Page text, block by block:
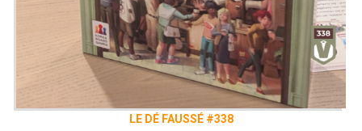
LE DÉ FAUSSÉ #338